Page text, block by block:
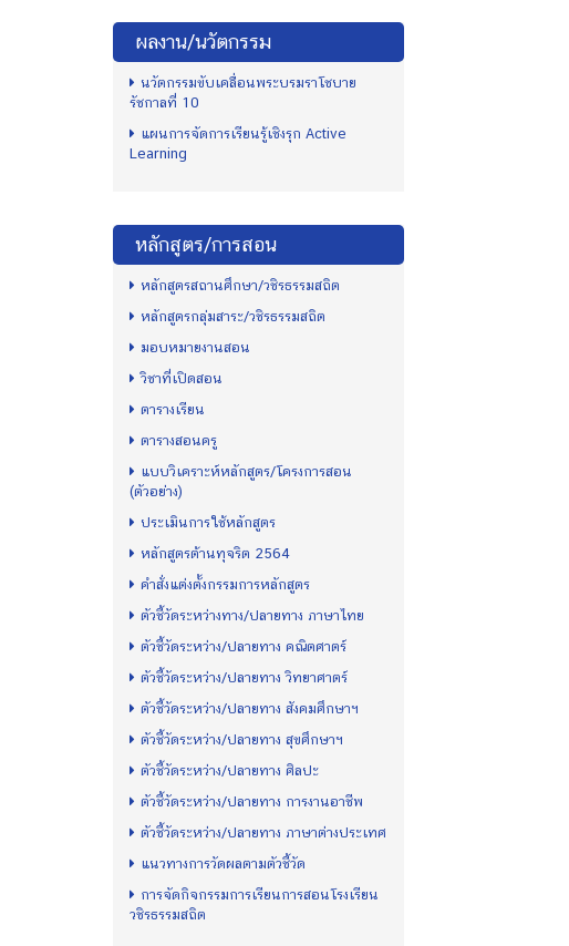
ผลงาน/นวัตกรรม
นวัตกรรมขับเคลื่อนพระบรมราโชบาย
รัชกาลที่ 10
แผนการจัดการเรียนรู้เชิงรุก Active
Learning
หลักสูตร/การสอน
หลักสูตรสถานศึกษา/วชิรธรรมสถิต
หลักสูตรกลุ่มสาระ/วชิรธรรมสถิต
มอบหมายงานสอน
วิชาที่เปิดสอน
ตารางเรียน
ตารางสอนครู
แบบวิเคราะห์หลักสูตร/โครงการสอน
(ตัวอย่าง)
ประเมินการใช้หลักสูตร
หลักสูตรต้านทุจริต 2564
คำสั่งแต่งตั้งกรรมการหลักสูตร
ตัวชี้วัดระหว่างทาง/ปลายทาง ภาษาไทย
ตัวชี้วัดระหว่าง/ปลายทาง คณิตศาตร์
ตัวชี้วัดระหว่าง/ปลายทาง วิทยาศาตร์
ตัวชี้วัดระหว่าง/ปลายทาง สังคมศึกษาฯ
ตัวชี้วัดระหว่าง/ปลายทาง สุขศึกษาฯ
ตัวชี้วัดระหว่าง/ปลายทาง ศิลปะ
ตัวชี้วัดระหว่าง/ปลายทาง การงานอาชีพ
ตัวชี้วัดระหว่าง/ปลายทาง ภาษาต่างประเทศ
แนวทางการวัดผลตามตัวชี้วัด
การจัดกิจกรรมการเรียนการสอนโรงเรียน
วชิรธรรมสถิต